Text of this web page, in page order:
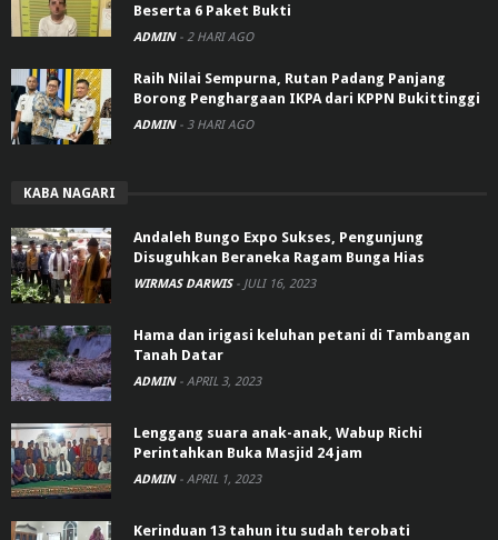
Beserta 6 Paket Bukti
ADMIN - 2 HARI AGO
Raih Nilai Sempurna, Rutan Padang Panjang
Borong Penghargaan IKPA dari KPPN Bukittinggi
ADMIN - 3 HARI AGO
KABA NAGARI
Andaleh Bungo Expo Sukses, Pengunjung
Disuguhkan Beraneka Ragam Bunga Hias
WIRMAS DARWIS - JULI 16, 2023
Hama dan irigasi keluhan petani di Tambangan
Tanah Datar
ADMIN - APRIL 3, 2023
Lenggang suara anak-anak, Wabup Richi
Perintahkan Buka Masjid 24 jam
ADMIN - APRIL 1, 2023
Kerinduan 13 tahun itu sudah terobati